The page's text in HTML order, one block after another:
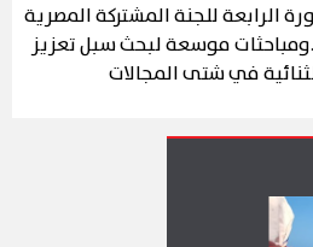
الرابعة للجنة المشتركة المصرية
موسعة لبحث سبل تعزيز
في شتى المجالات